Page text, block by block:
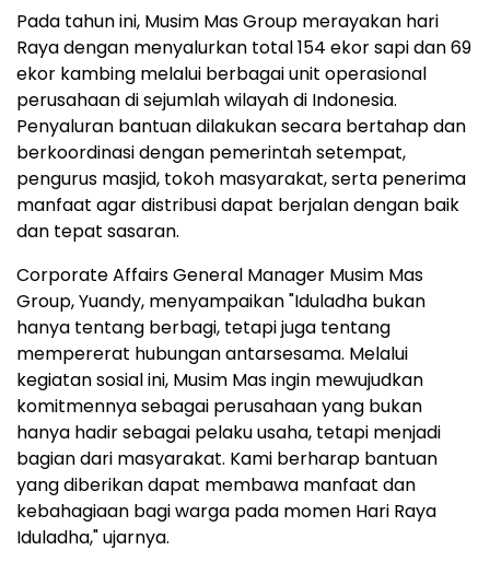
Pada tahun ini, Musim Mas Group merayakan hari
Raya dengan menyalurkan total 154 ekor sapi dan 69
ekor kambing melalui berbagai unit operasional
perusahaan di sejumlah wilayah di Indonesia.
Penyaluran bantuan dilakukan secara bertahap dan
berkoordinasi dengan pemerintah setempat,
pengurus masjid, tokoh masyarakat, serta penerima
manfaat agar distribusi dapat berjalan dengan baik
dan tepat sasaran.
Corporate Affairs General Manager Musim Mas
Group, Yuandy, menyampaikan "Iduladha bukan
hanya tentang berbagi, tetapi juga tentang
mempererat hubungan antarsesama. Melalui
kegiatan sosial ini, Musim Mas ingin mewujudkan
komitmennya sebagai perusahaan yang bukan
hanya hadir sebagai pelaku usaha, tetapi menjadi
bagian dari masyarakat. Kami berharap bantuan
yang diberikan dapat membawa manfaat dan
kebahagiaan bagi warga pada momen Hari Raya
Iduladha," ujarnya.